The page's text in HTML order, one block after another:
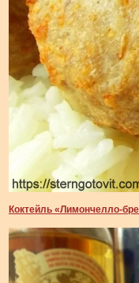
Коктейль «Лимончелло-